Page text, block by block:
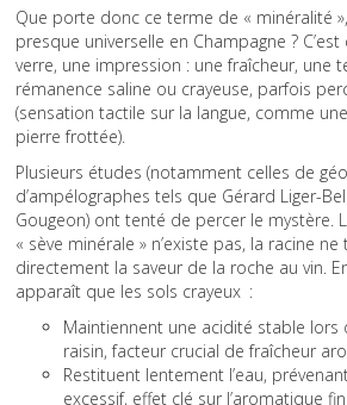
Que porte donc ce terme de « minéralité
presque universelle en Champagne ? C’est
verre, une impression : une fraîcheur, une
rémanence saline ou crayeuse, parfois
(sensation tactile sur la langue, comme
pierre frottée).
Plusieurs études (notamment celles de
d’ampélographes tels que Gérard Liger-
Gougeon) ont tenté de percer le mystère.
« sève minérale » n’existe pas, la racine
directement la saveur de la roche au vin.
apparaît que les sols crayeux :
Maintiennent une acidité stable
raisin, facteur crucial de fraîcheur
Restituent lentement l’eau,
excessif, effet clé sur l’aromatique